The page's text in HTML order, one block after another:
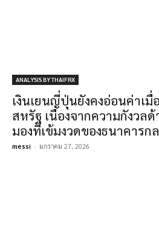
ANALYSIS BY THAIFRX
เงินเยนญี่ปุ่นยังคงอ่อนค่าเ
สหรัฐ เนื่องจากความกังวล
มองที่เข้มงวดของธนาคาร
messi - มกราคม 27, 2026